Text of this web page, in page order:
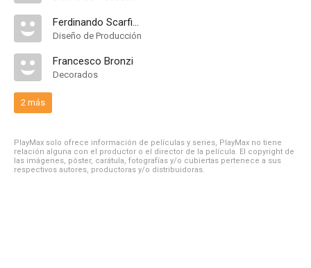
Ferdinando Scarfiotti
Diseño de Producción
Francesco Bronzi
Decorados
2 más
PlayMax solo ofrece información de películas y series, PlayMax no tiene
relación alguna con el productor o el director de la película. El copyright de
las imágenes, póster, carátula, fotografías y/o cubiertas pertenece a sus
respectivos autores, productoras y/o distribuidoras.